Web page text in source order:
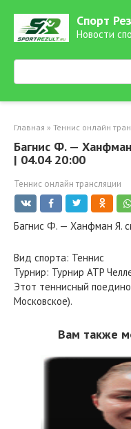
контенту
Спорт
Новости
Поиск:
Главная » Теннис онлайн
Багнис Ф. —
| 04.04 20:00
Теннис онлайн трансляции
Багнис Ф. — Ханфман Я.
Вид спорта: Теннис
Турнир: Турнир ATP
Этот теннисный
Московское).
Вам также